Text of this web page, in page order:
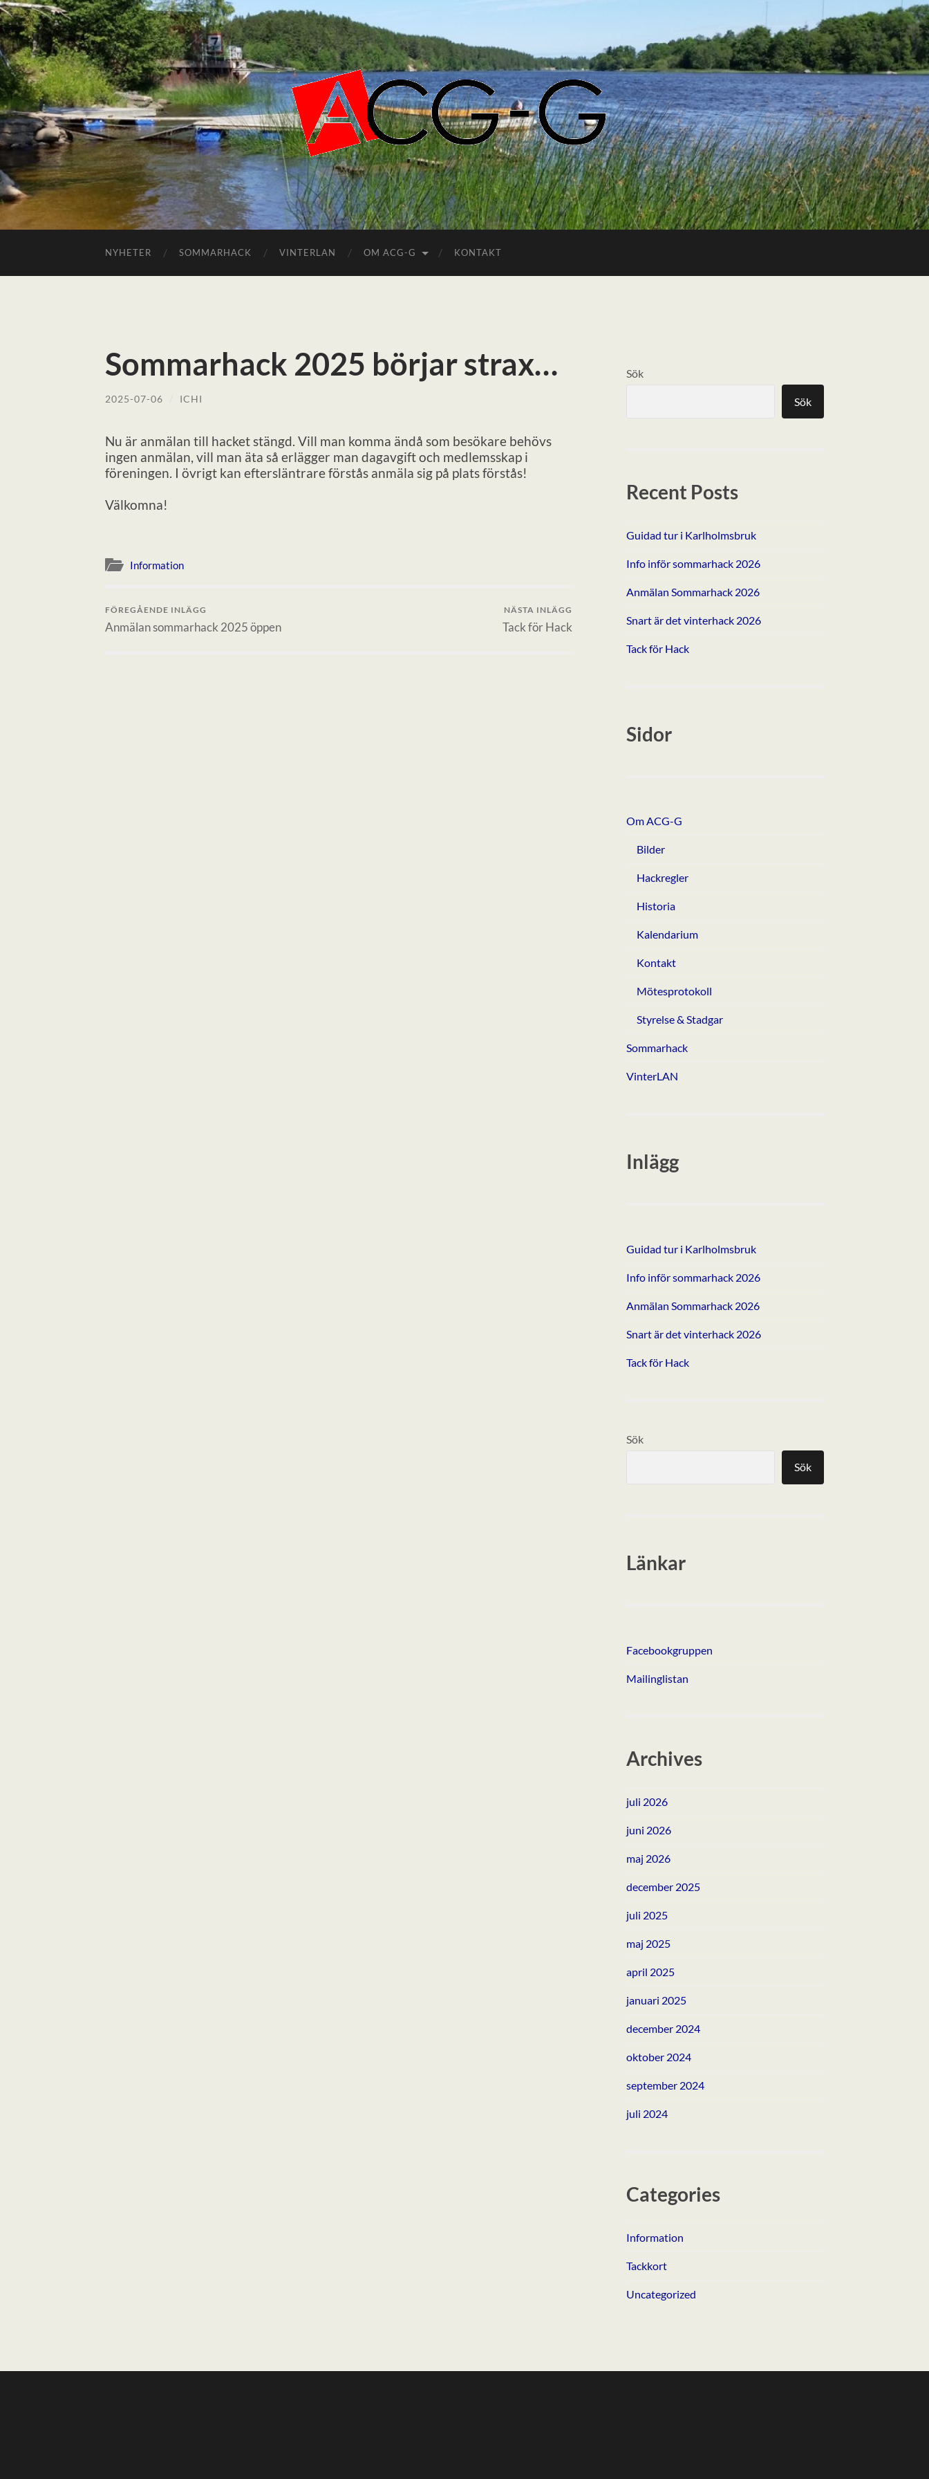
ACGG.SE
NYHETER SOMMARHACK VINTERLAN OM ACG-G KONTAKT
Sommarhack 2025 börjar strax…
2025-07-06 ICHI
Nu är anmälan till hacket stängd. Vill man komma ändå som besökare behövs
ingen anmälan, vill man äta så erlägger man dagavgift och medlemsskap i
föreningen. I övrigt kan eftersläntrare förstås anmäla sig på plats förstås!
Välkomna!
Information
FÖREGÅENDE INLÄGG
Anmälan sommarhack 2025 öppen
NÄSTA INLÄGG
Tack för Hack
Sök
Sök
Recent Posts
Guidad tur i Karlholmsbruk
Info inför sommarhack 2026
Anmälan Sommarhack 2026
Snart är det vinterhack 2026
Tack för Hack
Sidor
Om ACG-G
Bilder
Hackregler
Historia
Kalendarium
Kontakt
Mötesprotokoll
Styrelse & Stadgar
Sommarhack
VinterLAN
Inlägg
Guidad tur i Karlholmsbruk
Info inför sommarhack 2026
Anmälan Sommarhack 2026
Snart är det vinterhack 2026
Tack för Hack
Sök
Sök
Länkar
Facebookgruppen
Mailinglistan
Archives
juli 2026
juni 2026
maj 2026
december 2025
juli 2025
maj 2025
april 2025
januari 2025
december 2024
oktober 2024
september 2024
juli 2024
Categories
Information
Tackkort
Uncategorized